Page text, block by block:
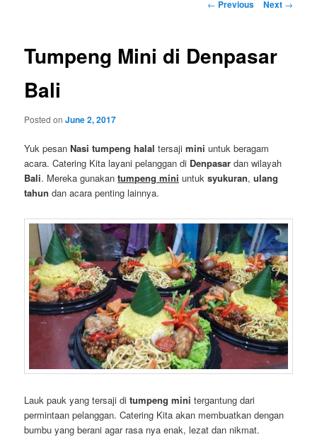
← Previous Next →
Tumpeng Mini di Denpasar
Bali
Posted onJune 2, 2017
Yuk pesan Nasi tumpeng halal tersajimini untuk beragam
acara. Catering Kita layani pelanggan di Denpasar dan wilayah
Bali. Mereka gunakantumpeng mini untuksyukuran,ulang
tahun dan acara penting lainnya.
Lauk pauk yang tersaji ditumpeng mini tergantung dari
permintaan pelanggan. Catering Kita akan membuatkan dengan
bumbu yang berani agar rasa nya enak, lezat dan nikmat.